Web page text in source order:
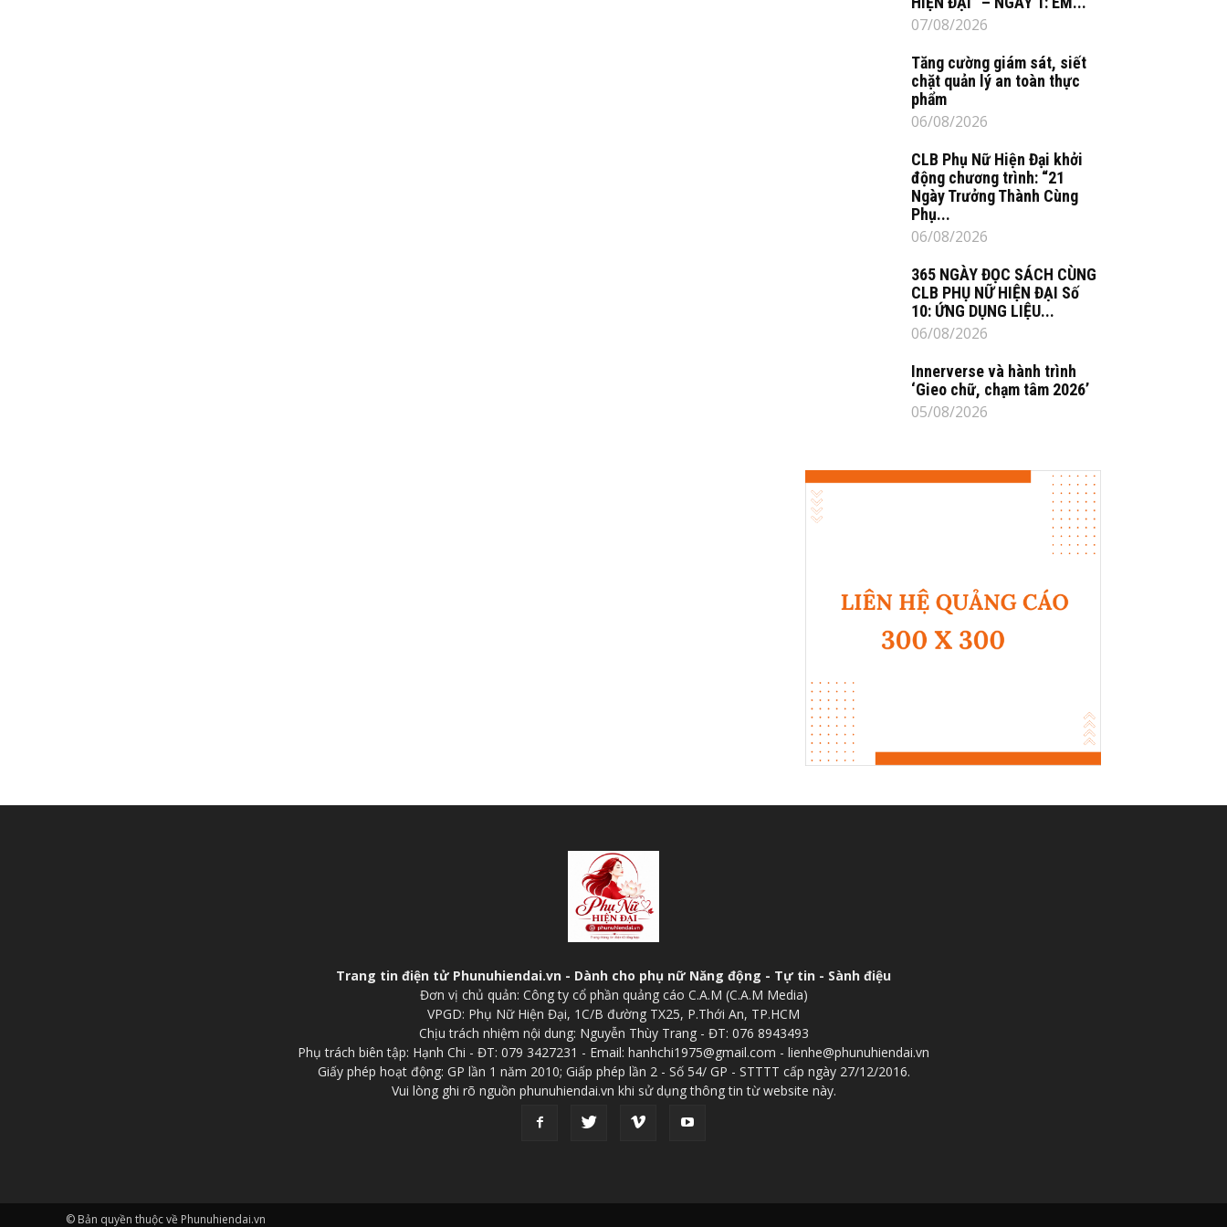
07/08/2026
Tăng cường giám sát, siết
chặt quản lý an toàn thực
phẩm
06/08/2026
CLB Phụ Nữ Hiện Đại khởi
động chương trình: “21
Ngày Trưởng Thành Cùng
Phụ...
06/08/2026
365 NGÀY ĐỌC SÁCH CÙNG
CLB PHỤ NỮ HIỆN ĐẠI Số
10: ỨNG DỤNG LIỆU...
06/08/2026
Innerverse và hành trình
‘Gieo chữ, chạm tâm 2026’
05/08/2026
Trang tin điện tử Phunuhiendai.vn - Dành cho phụ nữ Năng động - Tự tin - Sành điệu
Đơn vị chủ quản: Công ty cổ phần quảng cáo C.A.M (C.A.M Media)
VPGD: Phụ Nữ Hiện Đại, 1C/B đường TX25, P.Thới An, TP.HCM
Chịu trách nhiệm nội dung: Nguyễn Thùy Trang - ĐT: 076 8943493
Phụ trách biên tập: Hạnh Chi - ĐT: 079 3427231 - Email: hanhchi1975@gmail.com - lienhe@phunuhiendai.vn
Giấy phép hoạt động: GP lần 1 năm 2010; Giấp phép lần 2 - Số 54/ GP - STTTT cấp ngày 27/12/2016.
Vui lòng ghi rõ nguồn phunuhiendai.vn khi sử dụng thông tin từ website này.
© Bản quyền thuộc về Phunuhiendai.vn